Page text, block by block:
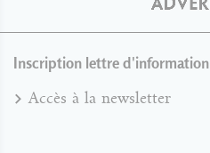
Inscription lettre d'information
Accès à la newsletter